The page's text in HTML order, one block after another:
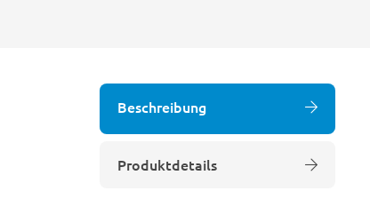
Beschreibung
Produktdetails